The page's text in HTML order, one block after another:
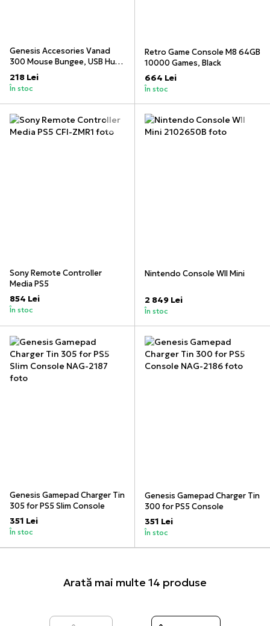
Genesis Accesories Vanad
300 Mouse Bungee, USB Hub
4 Ports
218 Lei
În stoc
Retro Game Console M8 64GB
10000 Games, Black
664 Lei
În stoc
Sony Remote Controller
Media PS5
854 Lei
În stoc
Nintendo Console WII Mini
2 849 Lei
În stoc
Genesis Gamepad Charger Tin
305 for PS5 Slim Console
351 Lei
În stoc
Genesis Gamepad Charger Tin
300 for PS5 Console
351 Lei
În stoc
Arată mai multe 14 produse